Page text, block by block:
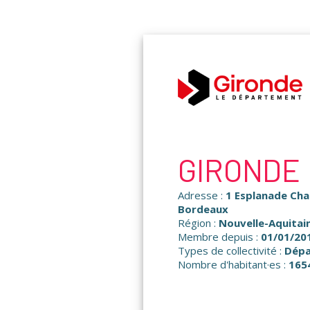
GIRONDE
Adresse : 1 Esplanade
Bordeaux
Région : Nouvelle-
Membre depuis : 01/01/
Types de collectivité :
Nombre d'habitant·es :